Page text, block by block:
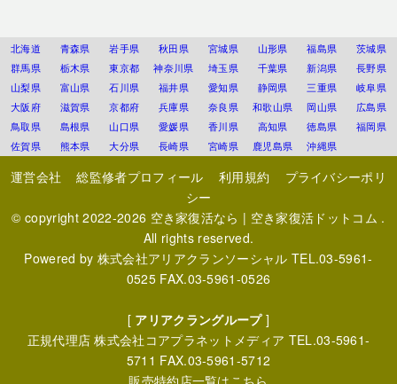
北海道 青森県 岩手県 秋田県 宮城県 山形県 福島県
茨城県
群馬県
栃木県 東京都 神奈川県 埼玉県 千葉県 新潟県
長野県
山梨県
富山県 石川県 福井県 愛知県 静岡県 三重県
岐阜県
大阪府
滋賀県 京都府 兵庫県 奈良県 和歌山県 岡山県
広島県
鳥取県
島根県 山口県 愛媛県 香川県 高知県 徳島県
福岡県
佐賀県
熊本県 大分県 長崎県 宮崎県 鹿児島県 沖縄県
運営会社 総監修者プロフィール 利用規約
プライバシーポリ
シー
© copyright 2022-2026 空き家復活なら | 空き家復活ドットコム .
All rights reserved.
Powered by 株式会社アリアクランソーシャル TEL.03-5961-
0525 FAX.03-5961-0526
[ アリアクラングループ]
正規代理店株式会社コアプラネットメディア TEL.03-5961-
5711 FAX.03-5961-5712
販売特約店一覧はこちら